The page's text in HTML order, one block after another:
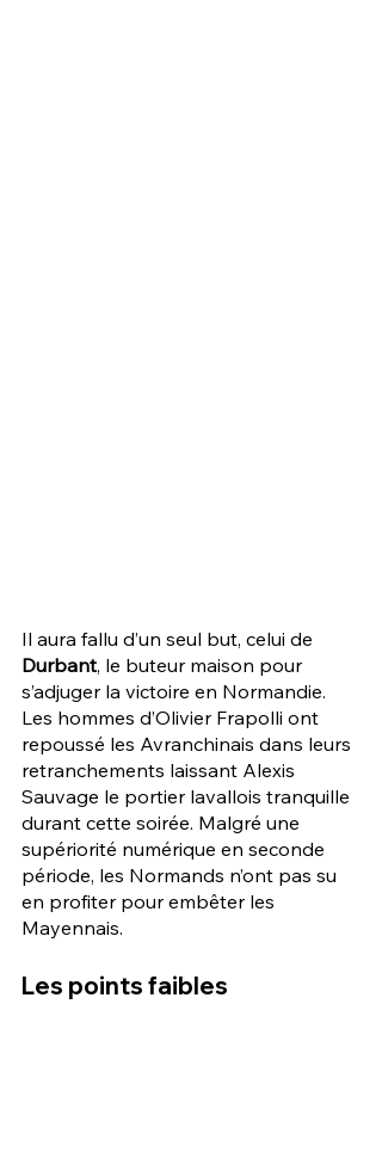
Il aura fallu d’un seul but, celui de
Durbant, le buteur maison pour
s’adjuger la victoire en Normandie.
Les hommes d’Olivier Frapolli ont
repoussé les Avranchinais dans leurs
retranchements laissant Alexis
Sauvage le portier lavallois tranquille
durant cette soirée. Malgré une
supériorité numérique en seconde
période, les Normands n’ont pas su
en profiter pour embêter les
Mayennais.
Les points faibles